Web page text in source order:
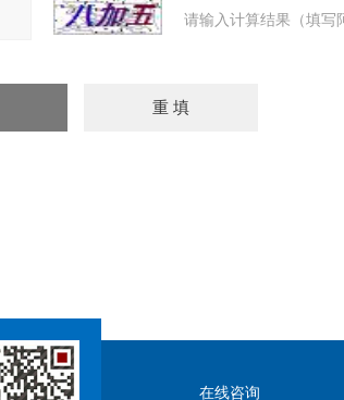
请输入计算结果（填写
在线咨询